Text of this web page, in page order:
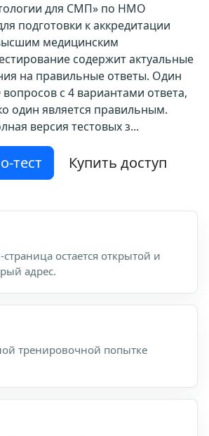
для СМП» по НМО
подготовки к аккредитации
медицинским
содержит актуальные
на правильные ответы. Один
с 4 вариантами ответа,
один является правильным.
версия тестовых з...
тест Купить доступ
остается открытой и
адрес.
тренировочной попытке